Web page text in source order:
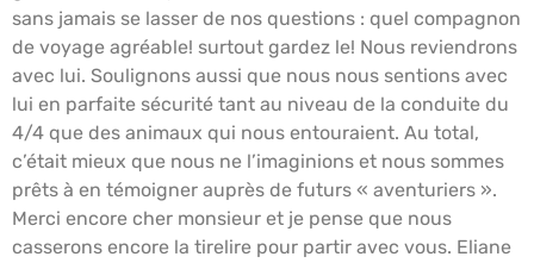
sans jamais se lasser de nos questions : quel compagnon
de voyage agréable! surtout gardez le! Nous reviendrons
avec lui. Soulignons aussi que nous nous sentions avec
lui en parfaite sécurité tant au niveau de la conduite du
4/4 que des animaux qui nous entouraient. Au total,
c’était mieux que nous ne l’imaginions et nous sommes
prêts à en témoigner auprès de futurs « aventuriers ».
Merci encore cher monsieur et je pense que nous
casserons encore la tirelire pour partir avec vous. Eliane